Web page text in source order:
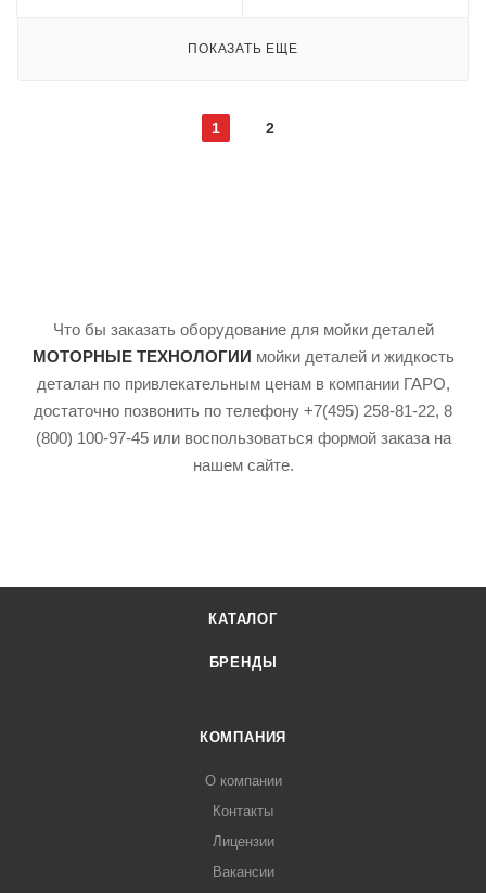
ПОКАЗАТЬ ЕЩЕ
1 2
Что бы заказать оборудование для мойки деталей
МОТОРНЫЕ ТЕХНОЛОГИИ мойки деталей и жидкость
деталан по привлекательным ценам в компании ГАРО,
достаточно позвонить по телефону +7(495) 258-81-22, 8
(800) 100-97-45 или воспользоваться формой заказа на
нашем сайте.
КАТАЛОГ
БРЕНДЫ
КОМПАНИЯ
О компании
Контакты
Лицензии
Вакансии